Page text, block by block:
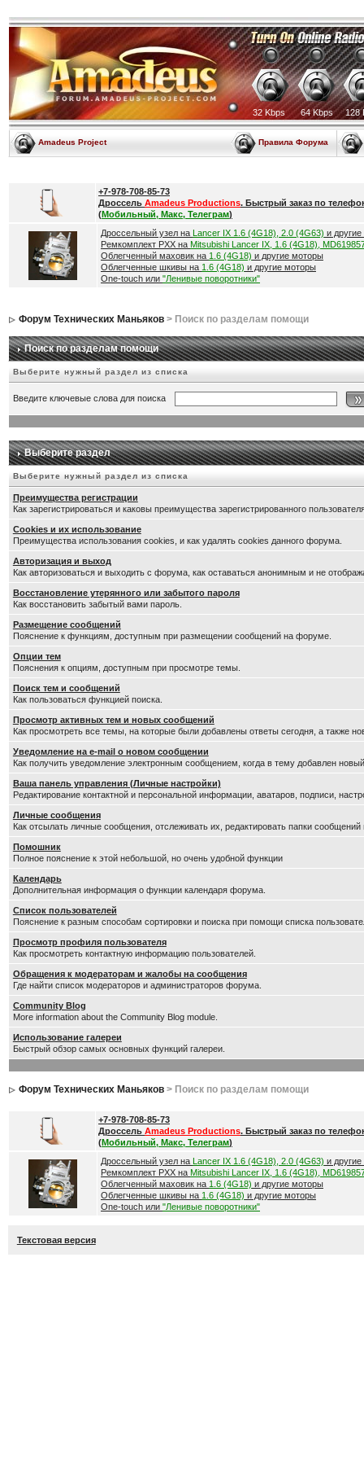
32 Kbps 64 Kbps 128
Amadeus Project Правила Форума
+7-978-708-85-73
Дроссель Amadeus Productions. Быстрый заказ по
(Мобильный, Макс, Телеграм)
Дроссельный узел на Lancer IX 1.6 (4G18), 2.0 (4G63) и
Ремкомплект РХХ на Mitsubishi Lancer IX, 1.6 (4G18),
Облегченный маховик на 1.6 (4G18) и другие моторы
Облегченные шкивы на 1.6 (4G18) и другие моторы
One-touch или "Ленивые поворотники"
Форум Технических Маньяков> Поиск по разделам помощи
Поиск по разделам помощи
Выберите нужный раздел из списка
Введите ключевые слова для поиска
Выберите раздел
Выберите нужный раздел из списка
Преимущества регистрации
Как зарегистрироваться и каковы преимущества зарегистрированного
Cookies и их использование
Преимущества использования cookies, и как удалять cookies данного форума.
Авторизация и выход
Как авторизоваться и выходить с форума, как оставаться анонимным и не
Восстановление утерянного или забытого пароля
Как восстановить забытый вами пароль.
Размещение сообщений
Пояснение к функциям, доступным при размещении сообщений на форуме.
Опции тем
Пояснения к опциям, доступным при просмотре темы.
Поиск тем и сообщений
Как пользоваться функцией поиска.
Просмотр активных тем и новых сообщений
Как просмотреть все темы, на которые были добавлены ответы сегодня, а также
Уведомление на е-mail о новом сообщении
Как получить уведомление электронным сообщением, когда в тему добавлен новый
Ваша панель управления (Личные настройки)
Редактирование контактной и персональной информации, аватаров, подписи,
Личные сообщения
Как отсылать личные сообщения, отслеживать их, редактировать папки
Помошник
Полное пояснение к этой небольшой, но очень удобной функции
Календарь
Дополнительная информация о функции календаря форума.
Список пользователей
Пояснение к разным способам сортировки и поиска при помощи списка
Просмотр профиля пользователя
Как просмотреть контактную информацию пользователей.
Обращения к модераторам и жалобы на сообщения
Где найти список модераторов и администраторов форума.
Community Blog
More information about the Community Blog module.
Использование галереи
Быстрый обзор самых основных функций галереи.
Форум Технических Маньяков> Поиск по разделам помощи
+7-978-708-85-73
Дроссель Amadeus Productions. Быстрый заказ по
(Мобильный, Макс, Телеграм)
Дроссельный узел на Lancer IX 1.6 (4G18), 2.0 (4G63) и
Ремкомплект РХХ на Mitsubishi Lancer IX, 1.6 (4G18),
Облегченный маховик на 1.6 (4G18) и другие моторы
Облегченные шкивы на 1.6 (4G18) и другие моторы
One-touch или "Ленивые поворотники"
Текстовая версия